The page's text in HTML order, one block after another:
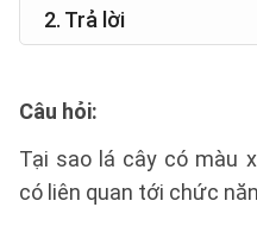
2. Trả lời
Câu hỏi:
Tại sao lá cây có màu
có liên quan tới chức